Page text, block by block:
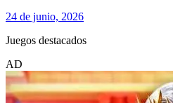
24 de junio, 2026
Juegos destacados
AD